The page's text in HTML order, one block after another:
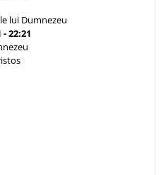
lui Dumnezeu
- 22:21